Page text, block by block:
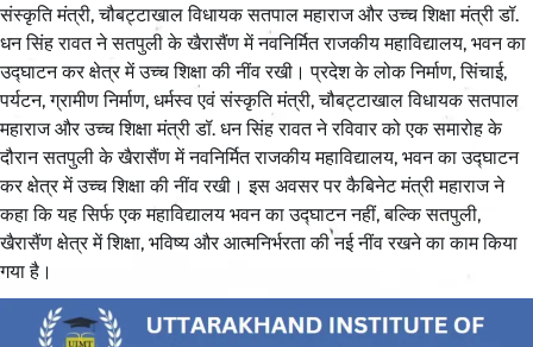
संस्कृति मंत्री, चौबट्टाखाल विधायक सतपाल महाराज और उच्च शिक्षा मंत्री डॉ.
धन सिंह रावत ने सतपुली के खैरासैंण में नवनिर्मित राजकीय महाविद्यालय, भवन का
उद्घाटन कर क्षेत्र में उच्च शिक्षा की नींव रखी। प्रदेश के लोक निर्माण, सिंचाई,
पर्यटन, ग्रामीण निर्माण, धर्मस्व एवं संस्कृति मंत्री, चौबट्टाखाल विधायक सतपाल
महाराज और उच्च शिक्षा मंत्री डॉ. धन सिंह रावत ने रविवार को एक समारोह के
दौरान सतपुली के खैरासैंण में नवनिर्मित राजकीय महाविद्यालय, भवन का उद्घाटन
कर क्षेत्र में उच्च शिक्षा की नींव रखी। इस अवसर पर कैबिनेट मंत्री महाराज ने
कहा कि यह सिर्फ एक महाविद्यालय भवन का उद्घाटन नहीं, बल्कि सतपुली,
खैरासैंण क्षेत्र में शिक्षा, भविष्य और आत्मनिर्भरता की नई नींव रखने का काम किया
गया है।